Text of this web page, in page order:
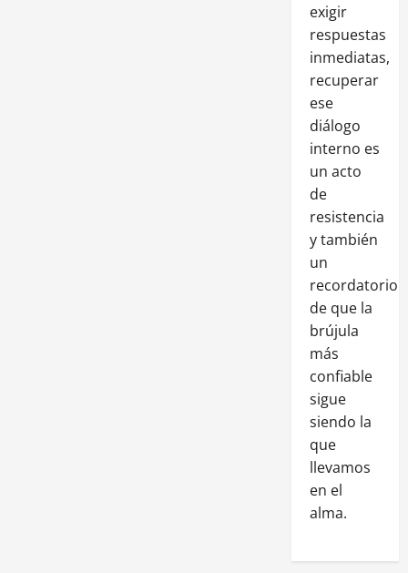
exigir
respuestas
inmediatas,
recuperar
ese
diálogo
interno es
un acto
de
resistencia
y también
un
recordatorio
de que la
brújula
más
confiable
sigue
siendo la
que
llevamos
en el
alma.